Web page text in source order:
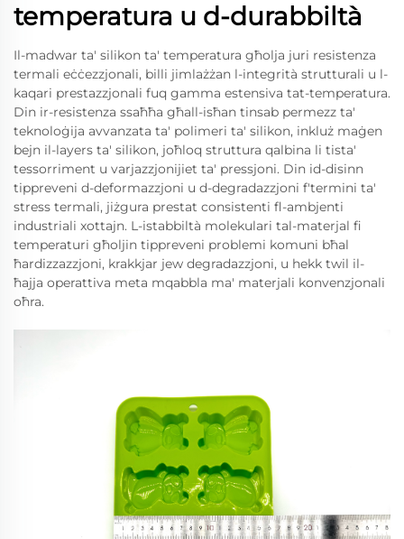
temperatura u d-durabbiltà
Il-madwar ta' silikon ta' temperatura għolja juri resistenza
termali eċċezzjonali, billi jimlażżan l-integrità strutturali u l-
kaqari prestazzjonali fuq gamma estensiva tat-temperatura.
Din ir-resistenza ssaħħa għall-isħan tinsab permezz ta'
teknoloġija avvanzata ta' polimeri ta' silikon, inkluż maġen
bejn il-layers ta' silikon, joħloq struttura qalbina li tista'
tessorriment u varjazzjonijiet ta' pressjoni. Din id-disinn
tippreveni d-deformazzjoni u d-degradazzjoni f'termini ta'
stress termali, jiżgura prestat consistenti fl-ambjenti
industriali xottajn. L-istabbiltà molekulari tal-materjal fi
temperaturi għoljin tippreveni problemi komuni bħal
ħardizzazzjoni, krakkjar jew degradazzjoni, u hekk twil il-
ħajja operattiva meta mqabbla ma' materjali konvenzjonali
oħra.